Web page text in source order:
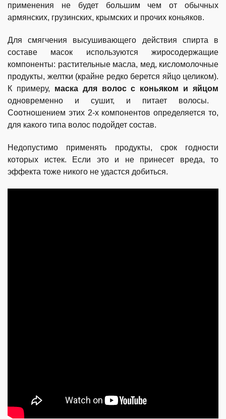
применения не будет большим чем от обычных
армянских, грузинских, крымских и прочих коньяков.
Для смягчения высушивающего действия спирта в
составе масок используются жиросодержащие
компоненты: растительные масла, мед, кисломолочные
продукты, желтки (крайне редко берется яйцо целиком).
К примеру, маска для волос с коньяком и яйцом
одновременно и сушит, и питает волосы.
Соотношением этих 2-х компонентов определяется то,
для какого типа волос подойдет состав.
Недопустимо применять продукты, срок годности
которых истек. Если это и не принесет вреда, то
эффекта тоже никого не удастся добиться.